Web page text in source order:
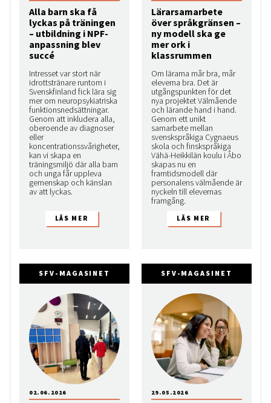
Alla barn ska få
lyckas på träningen
– utbildning i NPF-
anpassning blev
succé
Intresset var stort när
idrottstränare runtom i
Svenskfinland fick lära sig
mer om neuropsykiatriska
funktionsnedsättningar.
Genom att inkludera alla,
oberoende av diagnoser
eller
koncentrationssvårigheter,
kan vi skapa en
träningsmiljö där alla barn
och unga får uppleva
gemenskap och känslan
av att lyckas.
Lärarsamarbete
över språkgränsen –
ny modell ska ge
mer ork i
klassrummen
Om lärarna mår bra, mår
eleverna bra. Det är
utgångspunkten för det
nya projektet Välmående
och lärande hand i hand.
Genom ett unikt
samarbete mellan
svenskspråkiga Cygnaeus
skola och finskspråkiga
Vähä-Heikkilän koulu i Åbo
skapas nu en
framtidsmodell där
personalens välmående är
nyckeln till elevernas
framgång.
SFV-MAGASINET
02.06.2026
SFV-MAGASINET
29.05.2026